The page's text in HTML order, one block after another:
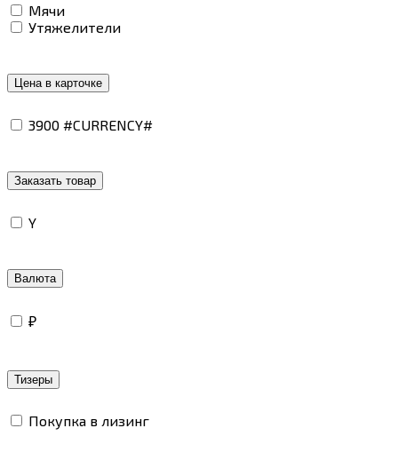
Мячи
Утяжелители
Цена в карточке
3900 #CURRENCY#
Заказать товар
Y
Валюта
₽
Тизеры
Покупка в лизинг